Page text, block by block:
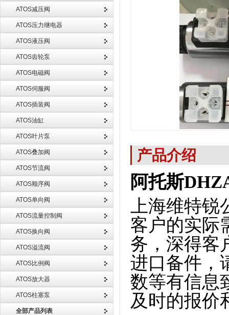
ATOS减压阀
ATOS压力继电器
ATOS液压阀
ATOS齿轮泵
ATOS电磁阀
ATOS伺服阀
ATOS插装阀
ATOS油缸
ATOS叶片泵
ATOS叠加阀
ATOS节流阀
ATOS顺序阀
ATOS单向阀
ATOS流量控制阀
ATOS换向阀
ATOS溢流阀
ATOS比例阀
ATOS放大器
ATOS柱塞泵
全部产品列表
产品介绍
阿托斯
上海维特
客户的实际
务，深得客
进口备件，
数等有信息
及时的报价